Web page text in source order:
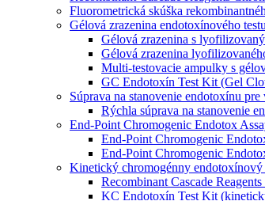
Fluorometrická skúška
Gélová zrazenina endotoxínového testu
Gélová zrazenina s
Gélová zrazenina
Multi-testovacie ampulky s
GC Endotoxín Test Kit (Gel
Súprava na stanovenie endotoxínu
Rýchla súprava na stanovenie
End-Point Chromogenic Endotox
End-Point Chromogenic
End-Point Chromogenic
Kinetický chromogénny endotoxínový
Recombinant Cascade
KC Endotoxín Test Kit